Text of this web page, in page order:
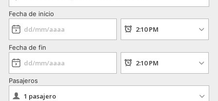
Fecha de inicio
Fecha de fin
Pasajeros